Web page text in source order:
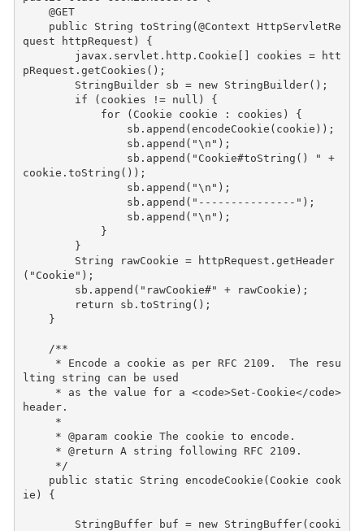
@GET
public
String toString ( @Context HttpServletRe
quest
httpRequest )
{
javax . servlet . http . Cookie cookies =
htt
pRequest . getCookies ();
StringBuilder
sb = new StringBuilder();
if
( cookies != null )
{
for
( Cookie cookie : cookies )
{
sb . append ( encodeCookie ( cookie ));
sb . append ( "\n" );
sb . append ( "Cookie#toString() "
+
cookie . toString ());
sb . append ( "\n" );
sb . append ( "---------------" );
sb . append ( "\n" );
}
}
String
rawCookie = httpRequest . getHeader
( "Cookie" );
sb . append ( "rawCookie#" + rawCookie );
return
sb . toString ();
}
/**
lting string can be used
header.
     *
     * @param cookie The cookie to encode.
     * @return A string following RFC 2109.
     */
public
static String encodeCookie ( Cookie
cook
ie ) {
StringBuffer buf = new StringBuffer( cooki